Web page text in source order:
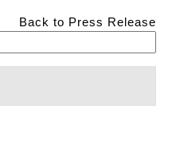
Back to Press Release